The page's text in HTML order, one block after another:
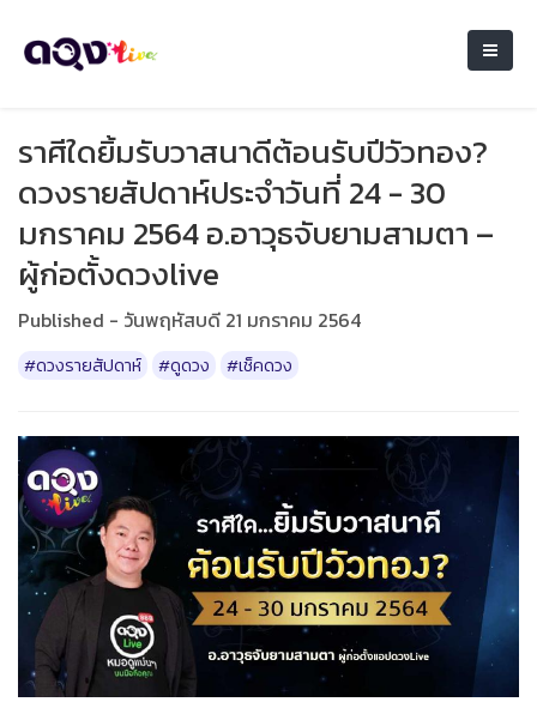
ราศีใดยิ้มรับวาสนาดีต้อนรับปีวัวทอง?
ดวงรายสัปดาห์ประจำวันที่ 24 - 30
มกราคม 2564 อ.อาวุธจับยามสามตา –
ผู้ก่อตั้งดวงlive
Published - วันพฤหัสบดี 21 มกราคม 2564
#ดวงรายสัปดาห์ #ดูดวง #เช็คดวง